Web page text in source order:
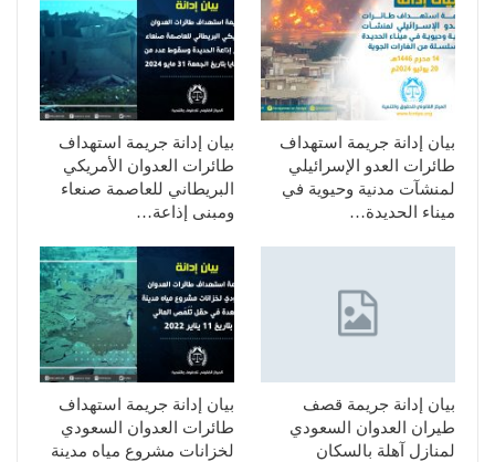
بيان إدانة جريمة استهداف
طائرات العدو الإسرائيلي
لمنشآت مدنية وحيوية في
ميناء الحديدة…
بيان إدانة جريمة استهداف
طائرات العدوان الأمريكي
البريطاني للعاصمة صنعاء
ومبنى إذاعة…
بيان إدانة جريمة قصف
طيران العدوان السعودي
لمنازل آهلة بالسكان
بيان إدانة جريمة استهداف
طائرات العدوان السعودي
لخزانات مشروع مياه مدينة